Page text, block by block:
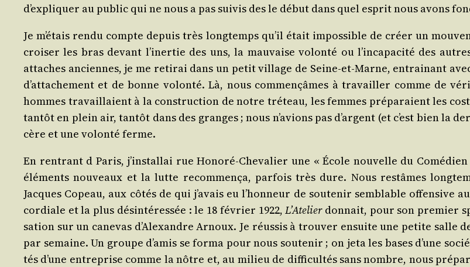
d’expliquer au public qui ne nous a pas sui­vis des le début dans quel esprit nous avons
Je m’étais ren­du compte depuis très long­temps qu’il était impos­sible de créer un
croi­ser les bras devant l’inertie des uns, la mau­vaise volon­té ou l’incapacité des
attaches anciennes, je me reti­rai dans un petit vil­lage de Seine-et-Marne, entrai­nant
d’attachement et de bonne volon­té. Là, nous com­men­çâmes à tra­vailler comme de
hommes tra­vaillaient à la construc­tion de notre tré­teau, les femmes pré­pa­raient les
tan­tôt en plein air, tan­tôt dans des granges ; nous n’avions pas d’argent (et c’est bien
cère et une volon­té ferme.
En ren­trant d Paris, j’installai rue Hono­ré-Che­va­lier une « École nou­velle du
élé­ments nou­veaux et la lutte recom­men­ça, par­fois très dure. Nous res­tâmes
Jacques Copeau, aux côtés de qui j’avais eu l’honneur de sou­te­nir sem­blable
cor­diale et la plus dés­in­té­res­sée : le 18 février 1922,L’Atelierdon­nait, pour son pre­mier
sa­tion sur un cane­vas d’Alexandre Arnoux. Je réus­sis à trou­ver ensuite une petite salle
par semaine. Un groupe d’amis se for­ma pour nous sou­te­nir ; on jeta les bases d’une
tés d’une entre­prise comme la nôtre et, au milieu de dif­fi­cul­tés sans nombre, nous